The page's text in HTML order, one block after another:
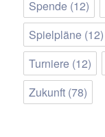
Spende (12)
Spielpläne (12)
Turniere (12)
Zukunft (78)